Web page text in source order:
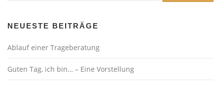
NEUESTE BEITRÄGE
Ablauf einer Trageberatung
Guten Tag, ich bin… – Eine Vorstellung